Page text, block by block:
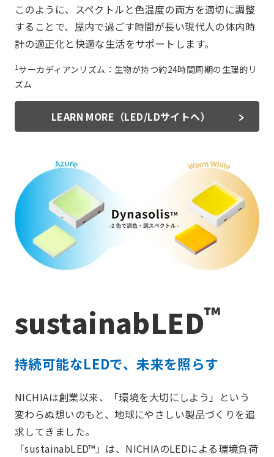
このように、スペクトルと色温度の両方を適切に調整
することで、屋内で過ごす時間が長い現代人の体内時
計の適正化と快適な生活をサポートします。
1 サーカディアンリズム：生物が持つ約24時間周期の生理的リ
ズム
LEARN MORE（LED/LDサイトへ）
sustainabLED™
持続可能なLEDで、未来を照らす
NICHIAは創業以来、「環境を大切にしよう」という
変わらぬ想いのもと、地球にやさしい製品づくりを追
求してきました。
「sustainabLED™」は、NICHIAのLEDによる環境負荷